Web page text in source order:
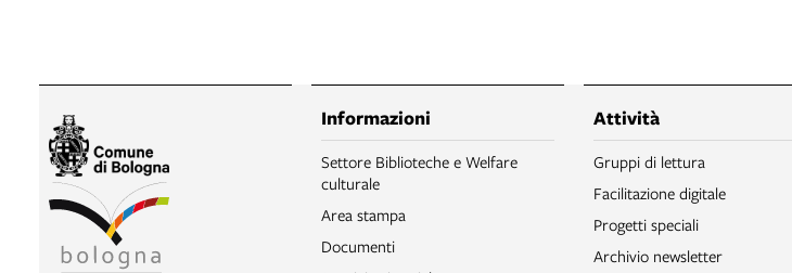
Informazioni
Settore Biblioteche e Welfare
culturale
Area stampa
Documenti
Attività
Gruppi di lettura
Facilitazione digitale
Progetti speciali
Archivio newsletter